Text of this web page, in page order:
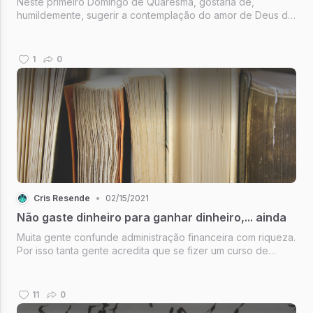
humildemente, sugerir a contemplação do amor de Deus de
1 0
Cris Resende • 02/15/2021
Não gaste dinheiro para ganhar dinheiro,... ainda
Muita gente confunde administração financeira com riqueza.
Por isso tanta gente acredita que se fizer um curso de
11 0